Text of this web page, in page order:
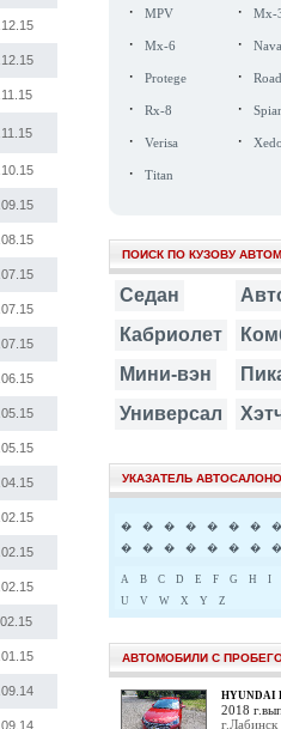
· MPV · Mx-
· Mx-6 ·
· Protege ·
· Rx-8 ·
· Verisa ·
· Titan
ПОИСК ПО КУЗОВУ
Седан
Кабриолет
Мини-вэн
Универсал
УКАЗАТЕЛЬ
� � � � � � � �
�
� � � � � � �
A B C D E F G H I
U
V W X Y Z
АВТОМОБИЛИ С
HYUNDAI
2018
г.Лабинск